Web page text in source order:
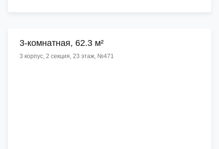
3-комнатная, 62.3 м²
3 корпус, 2 секция, 23 этаж, №471